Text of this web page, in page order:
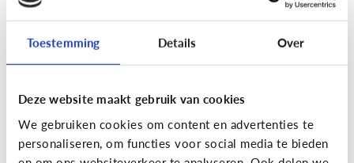
Toestemming Details Over
Deze website maakt gebruik van cookies
We gebruiken cookies om content en advertenties te
personaliseren, om functies voor social media te bieden
Welke apps of toepassingen
kunnen helpen?